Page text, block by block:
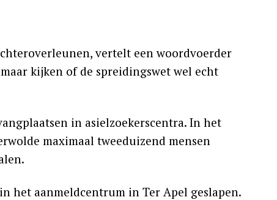
vertelt een woordvoerder
kijken of de spreidingswet wel echt
in asielzoekerscentra. In het
maximaal tweeduizend mensen
het aanmeldcentrum in Ter Apel geslapen.